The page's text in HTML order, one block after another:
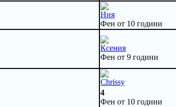
Ния
Фен от 10 години
Ксения
Фен от 9 години
Chrissy
4
Фен от 10 години